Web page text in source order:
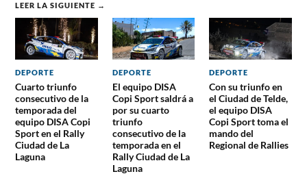
LEER LA SIGUIENTE →
DEPORTE
Cuarto triunfo
consecutivo de la
temporada del
equipo DISA Copi
Sport en el Rally
Ciudad de La
Laguna
DEPORTE
El equipo DISA
Copi Sport saldrá a
por su cuarto
triunfo
consecutivo de la
temporada en el
Rally Ciudad de La
Laguna
DEPORTE
Con su triunfo en
el Ciudad de Telde,
el equipo DISA
Copi Sport toma el
mando del
Regional de Rallies